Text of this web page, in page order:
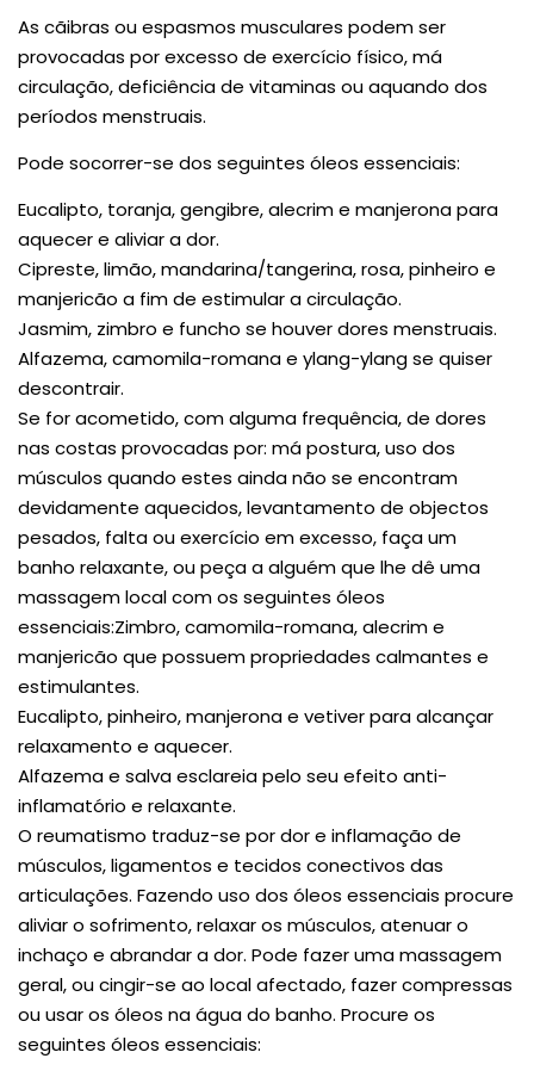
As cãibras ou espasmos musculares podem ser
provocadas por excesso de exercício físico, má
circulação, deficiência de vitaminas ou aquando dos
períodos menstruais.
Pode socorrer-se dos seguintes óleos essenciais:
Eucalipto, toranja, gengibre, alecrim e manjerona para
aquecer e aliviar a dor.
Cipreste, limão, mandarina/tangerina, rosa, pinheiro e
manjericão a fim de estimular a circulação.
Jasmim, zimbro e funcho se houver dores menstruais.
Alfazema, camomila-romana e ylang-ylang se quiser
descontrair.
Se for acometido, com alguma frequência, de dores
nas costas provocadas por: má postura, uso dos
músculos quando estes ainda não se encontram
devidamente aquecidos, levantamento de objectos
pesados, falta ou exercício em excesso, faça um
banho relaxante, ou peça a alguém que lhe dê uma
massagem local com os seguintes óleos
essenciais:Zimbro, camomila-romana, alecrim e
manjericão que possuem propriedades calmantes e
estimulantes.
Eucalipto, pinheiro, manjerona e vetiver para alcançar
relaxamento e aquecer.
Alfazema e salva esclareia pelo seu efeito anti-
inflamatório e relaxante.
O reumatismo traduz-se por dor e inflamação de
músculos, ligamentos e tecidos conectivos das
articulações. Fazendo uso dos óleos essenciais procure
aliviar o sofrimento, relaxar os músculos, atenuar o
inchaço e abrandar a dor. Pode fazer uma massagem
geral, ou cingir-se ao local afectado, fazer compressas
ou usar os óleos na água do banho. Procure os
seguintes óleos essenciais: